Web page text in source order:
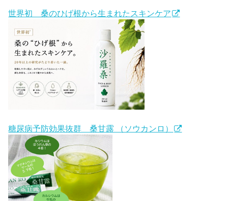
世界初 桑のひげ根から生まれたスキンケア
糖尿病予防効果抜群 桑甘露 （ソウカンロ）